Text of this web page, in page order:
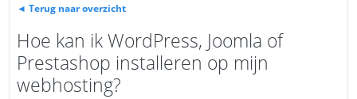
◄ Terug naar overzicht
Hoe kan ik WordPress, Joomla of
Prestashop installeren op mijn
webhosting?